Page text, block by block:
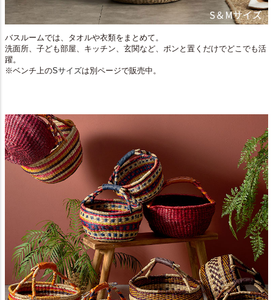
バスルームでは、タオルや衣類をまとめて。
洗面所、子ども部屋、キッチン、玄関など、ポンと置くだけでどこでも活
躍。
※ベンチ上のSサイズは別ページで販売中。